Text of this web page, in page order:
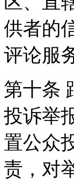
供者的
评论服
第十条
投诉举
置公众
责，对